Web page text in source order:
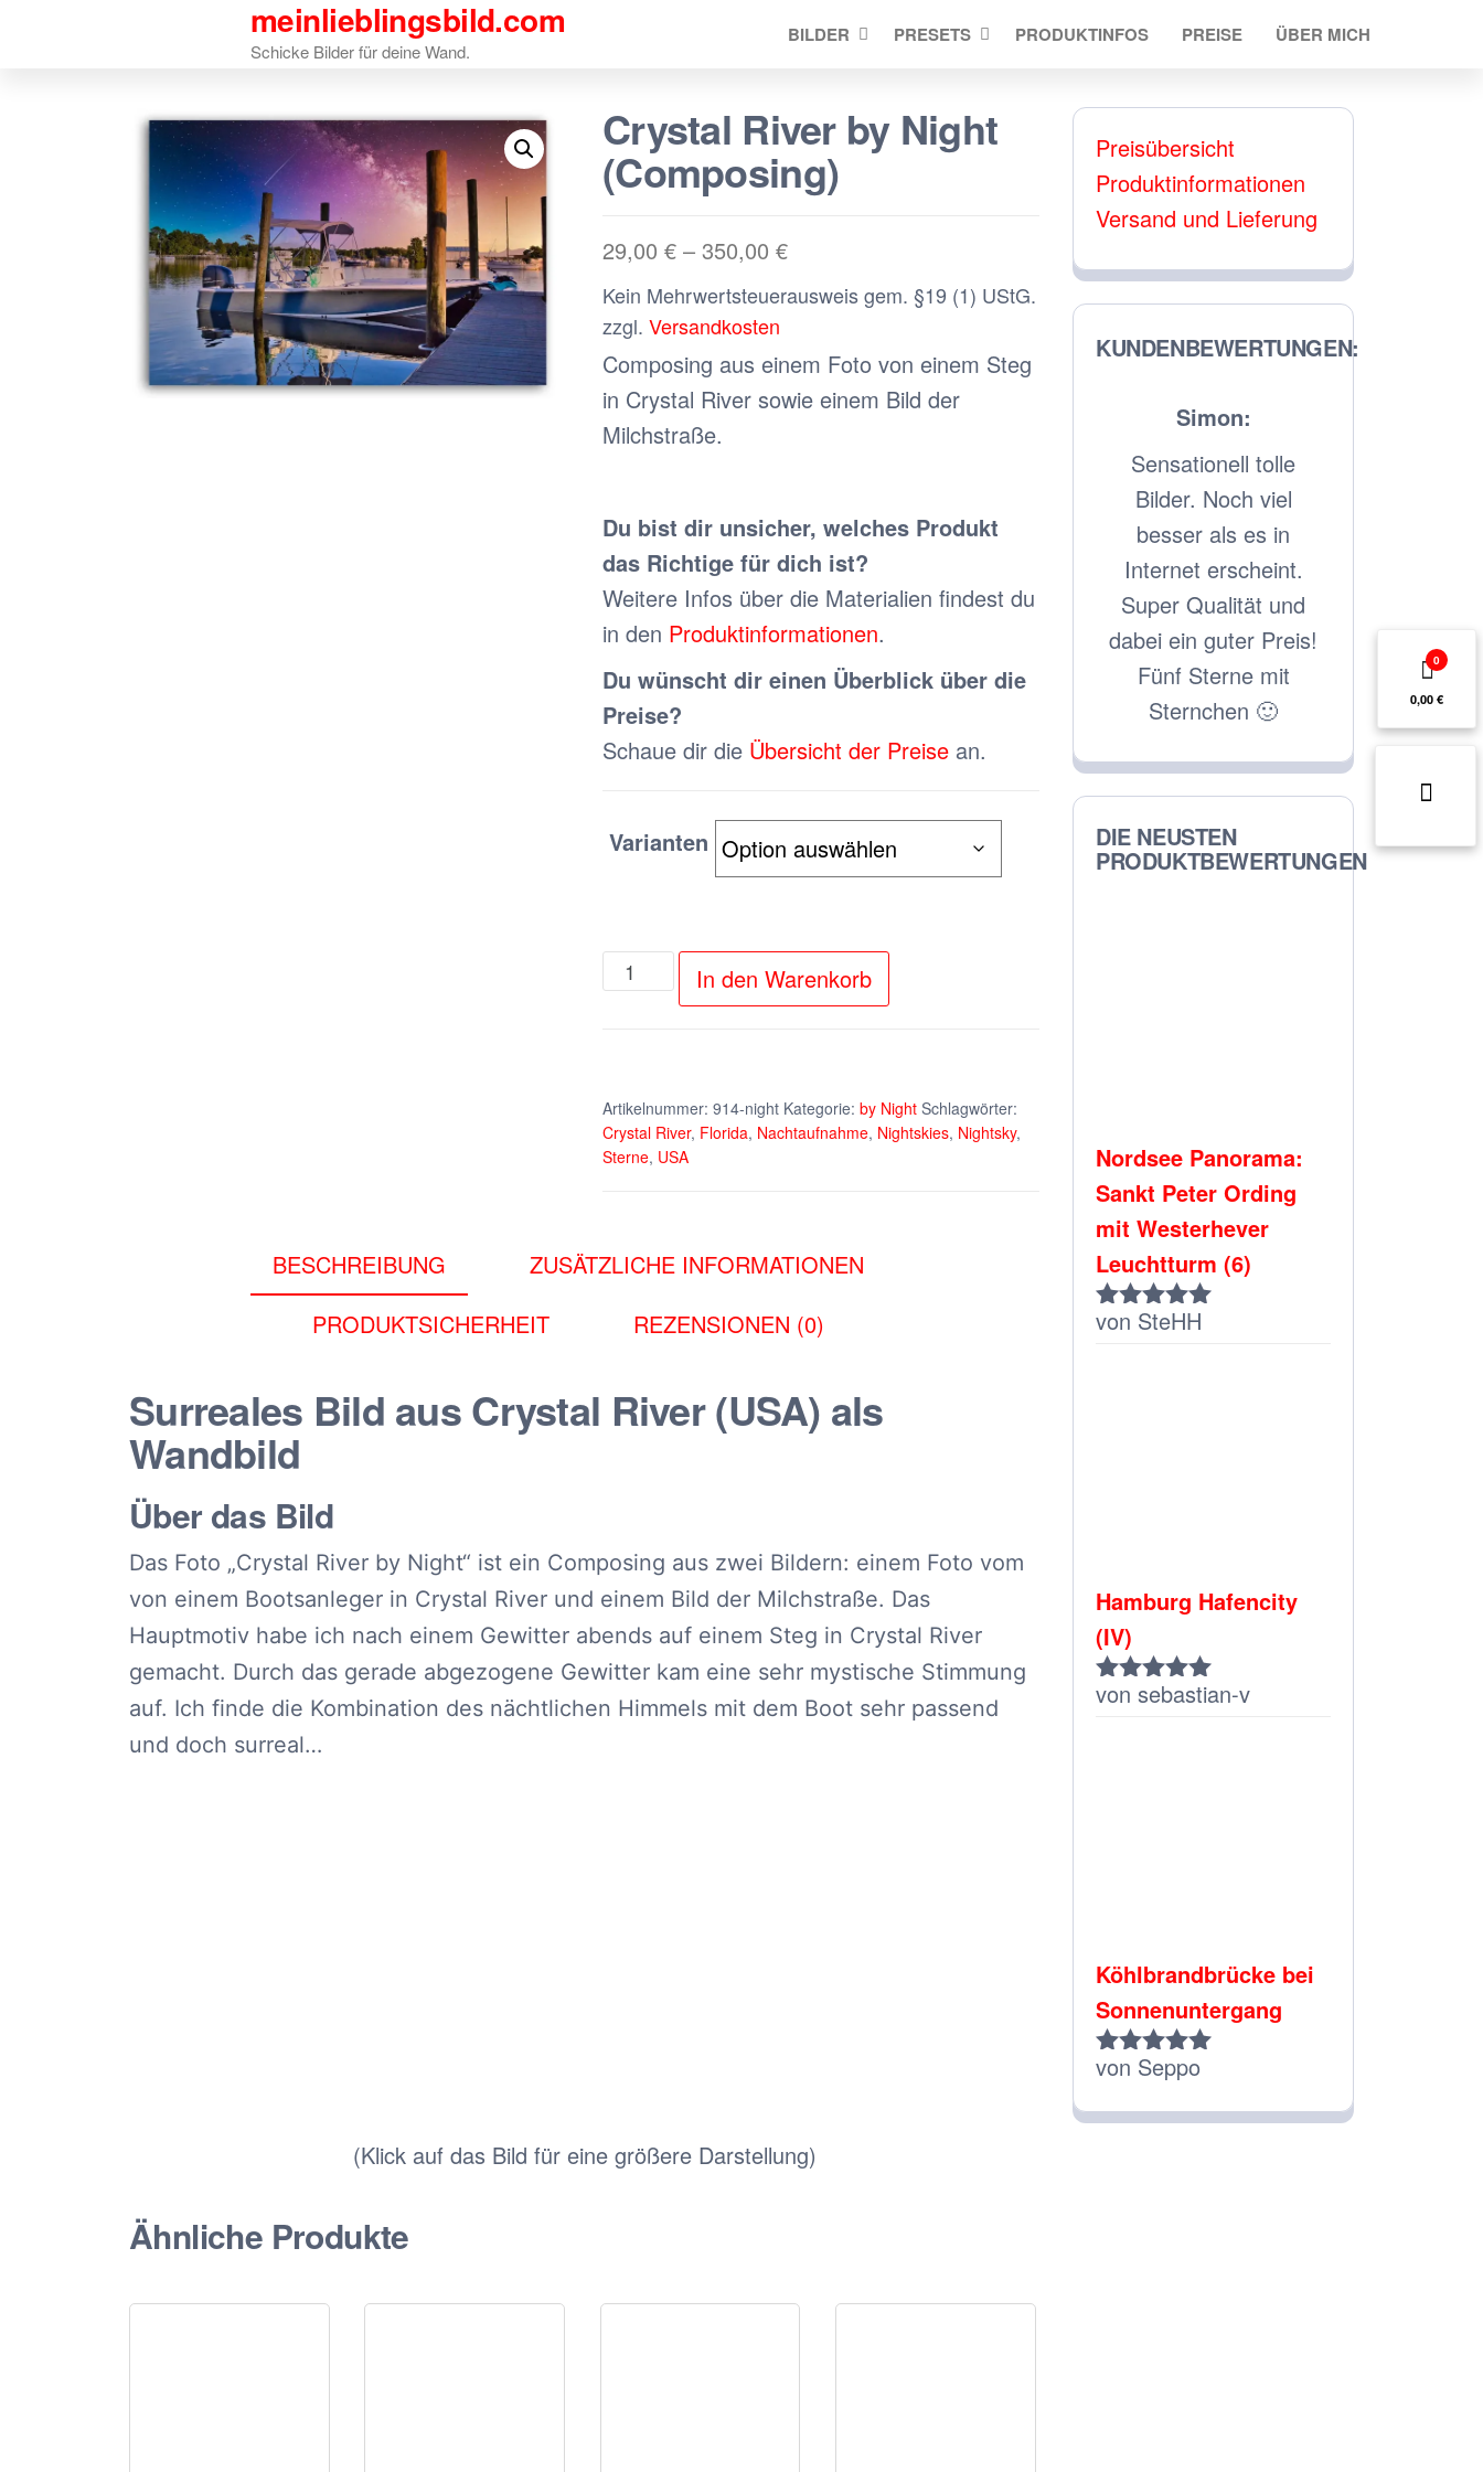
meinlieblingsbild.com
Schicke Bilder für deine Wand.
BILDER PRESETS PRODUKTINFOS PREISE ÜBER MICH
Crystal River by Night
(Composing)
29,00 € – 350,00 €
Kein Mehrwertsteuerausweis gem. §19 (1) UStG.
zzgl. Versandkosten
Composing aus einem Foto von einem Steg
in Crystal River sowie einem Bild der
Milchstraße.
Du bist dir unsicher, welches Produkt
das Richtige für dich ist?
Weitere Infos über die Materialien findest du
in den Produktinformationen.
Du wünscht dir einen Überblick über die
Preise?
Schaue dir die Übersicht der Preise an.
Varianten
Crystal
(Composing)
Menge
In den Warenkorb
Artikelnummer: 914-night Kategorie: by Night Schlagwörter:
Crystal River, Florida, Nachtaufnahme, Nightskies, Nightsky,
Sterne, USA
BESCHREIBUNG
ZUSÄTZLICHE INFORMATIONEN
PRODUKTSICHERHEIT
REZENSIONEN (0)
Surreales Bild aus Crystal River (USA) als
Wandbild
Über das Bild
Das Foto „Crystal River by Night“ ist ein Composing aus zwei Bildern: einem Foto vom
von einem Bootsanleger in Crystal River und einem Bild der Milchstraße. Das
Hauptmotiv habe ich nach einem Gewitter abends auf einem Steg in Crystal River
gemacht. Durch das gerade abgezogene Gewitter kam eine sehr mystische Stimmung
auf. Ich finde die Kombination des nächtlichen Himmels mit dem Boot sehr passend
und doch surreal…
(Klick auf das Bild für eine größere Darstellung)
Ähnliche Produkte
Preisübersicht
Produktinformationen
Versand und Lieferung
KUNDENBEWERTUNGEN:
Gerne wieder - vielen
Vanessa:
ausgezeichneten
Qualität. Nur zu
Empfehlen!
Simon:
besser als es in
Super Qualität und
dabei ein guter Preis!
Fünf Sterne mit
Mark:
Alles Perfekt! Sehr
zufrieden! Danke!
DIE NEUSTEN
PRODUKTBEWERTUNGEN
Nordsee Panorama:
Sankt Peter Ording
mit Westerhever
Leuchtturm (6)
Bewertet
von SteHH
Hamburg Hafencity
(IV)
Bewertet
von sebastian-v
Köhlbrandbrücke bei
Sonnenuntergang
Bewertet
von Seppo
0
0,00 €